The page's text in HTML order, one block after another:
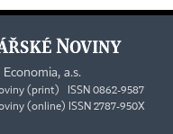
Economia, a.s.
(print) ISSN 0862-9587
(online) ISSN 2787-950X